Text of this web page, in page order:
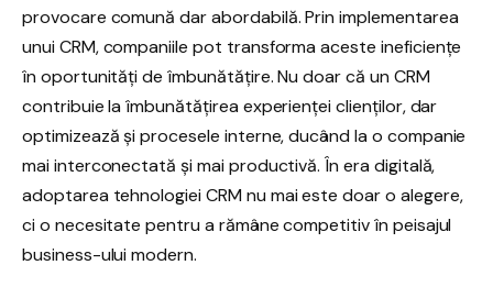
provocare comună dar abordabilă. Prin implementarea
unui CRM, companiile pot transforma aceste ineficiențe
în oportunități de îmbunătățire. Nu doar că un CRM
contribuie la îmbunătățirea experienței clienților, dar
optimizează și procesele interne, ducând la o companie
mai interconectată și mai productivă. În era digitală,
adoptarea tehnologiei CRM nu mai este doar o alegere,
ci o necesitate pentru a rămâne competitiv în peisajul
business-ului modern.